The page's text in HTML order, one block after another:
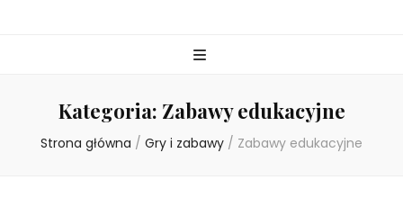
Kategoria: Zabawy edukacyjne
Strona główna / Gry i zabawy / Zabawy edukacyjne